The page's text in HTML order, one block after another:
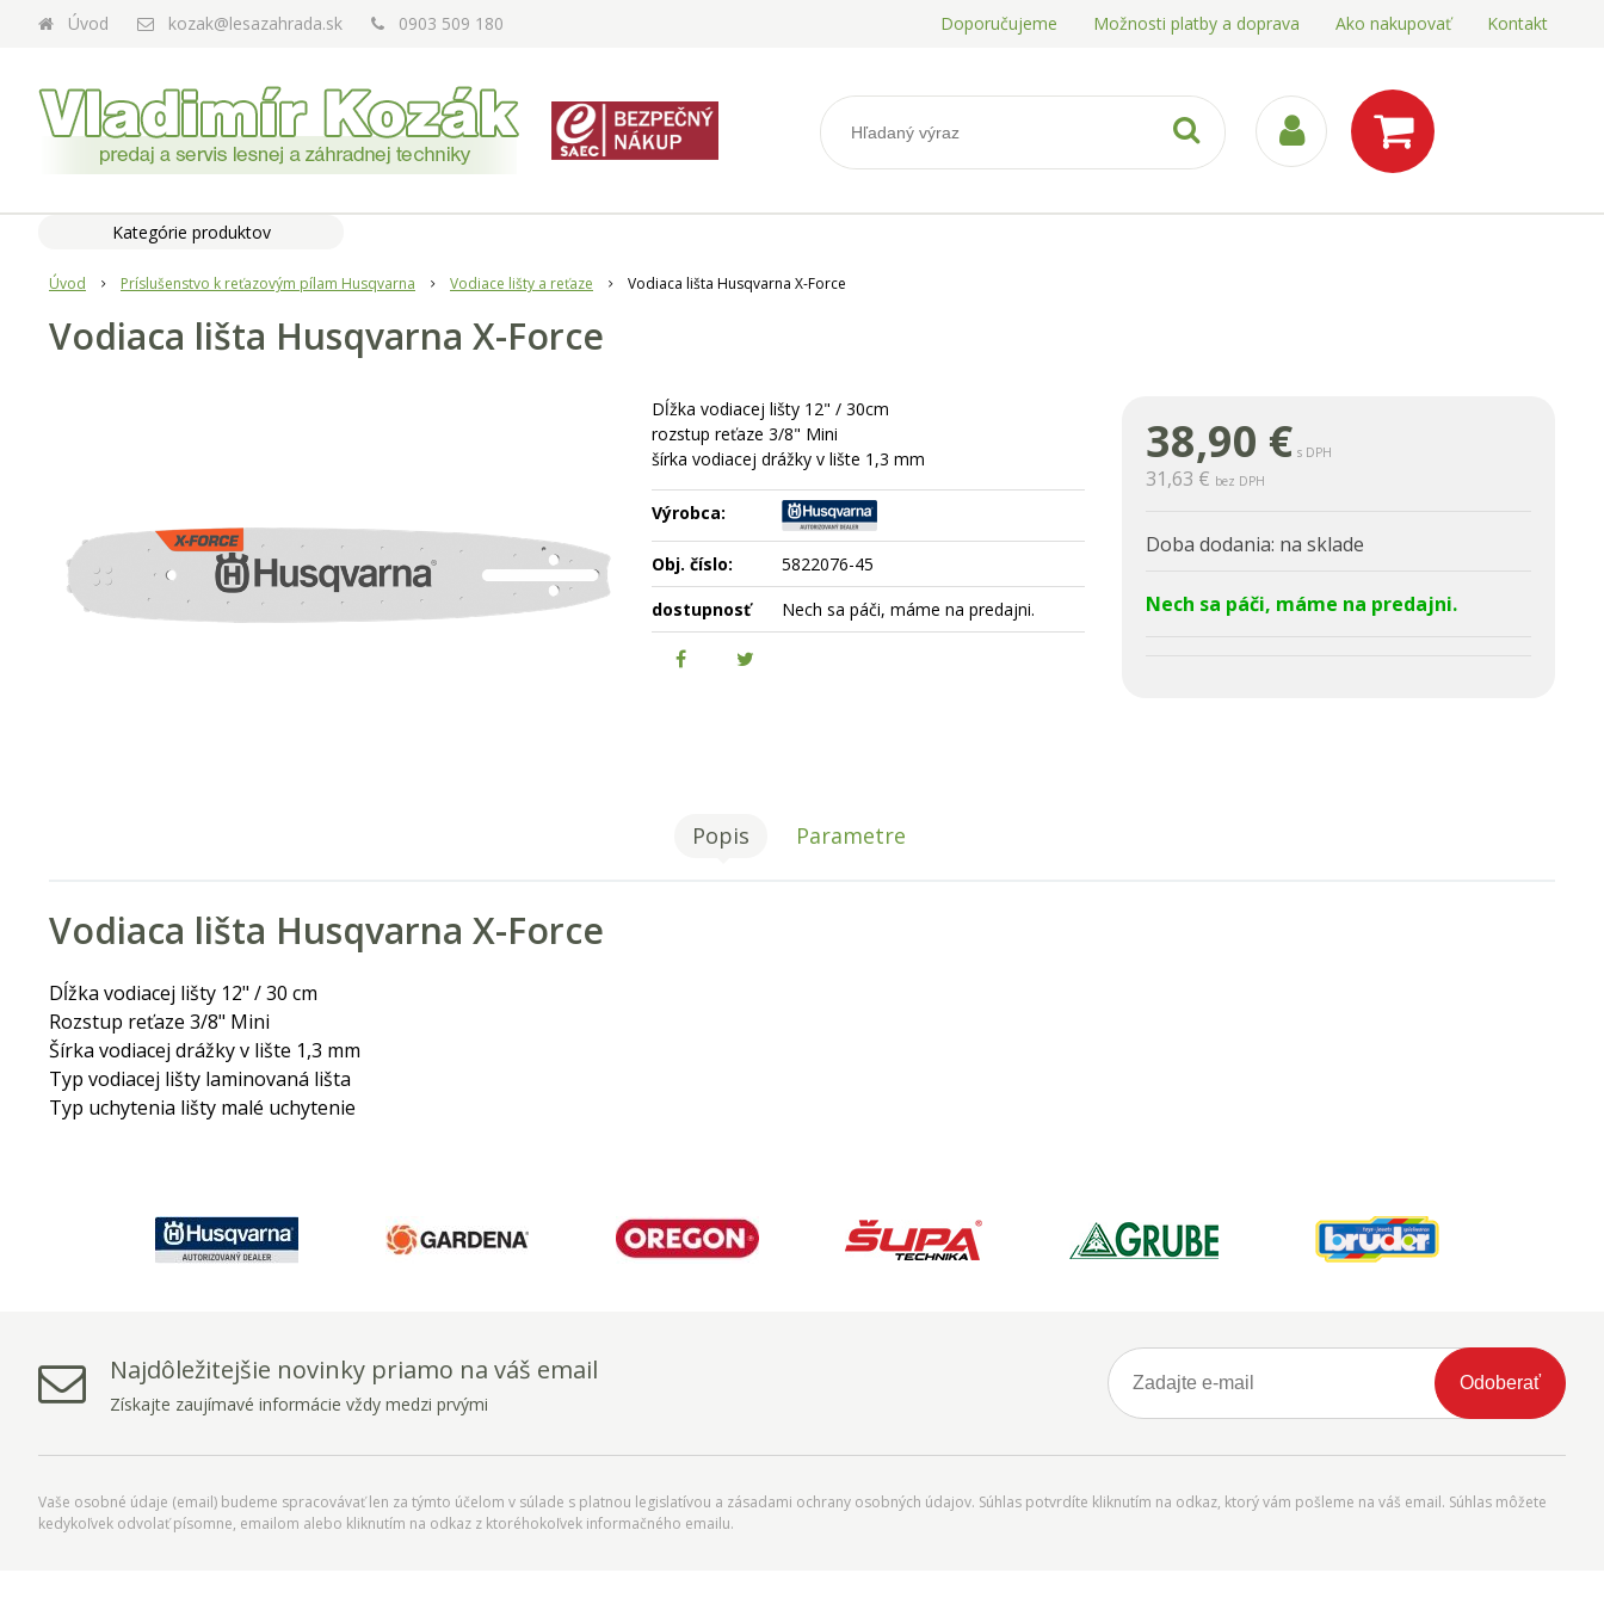
Úvod kozak@lesazahrada.sk 0903 509 180 Doporučujeme Možnosti platby a doprava Ako nakupovať Kontakt
Úvod Príslušenstvo k reťazovým pílam Husqvarna Vodiace lišty a reťaze Vodiaca lišta Husqvarna X-Force
Vodiaca lišta Husqvarna X-Force
38,90 € s DPH
31,63 € bez DPH
Doba dodania: na sklade
Nech sa páči, máme na predajni.
Dĺžka vodiacej lišty 12" / 30cm
rozstup reťaze 3/8" Mini
šírka vodiacej drážky v lište 1,3 mm
Výrobca:
Obj. číslo:
5822076-45
dostupnosť
Nech sa páči, máme na predajni.
Popis Parametre
Vodiaca lišta Husqvarna X-Force
Dĺžka vodiacej lišty 12" / 30 cm
Rozstup reťaze 3/8" Mini
Šírka vodiacej drážky v lište 1,3 mm
Typ vodiacej lišty laminovaná lišta
Typ uchytenia lišty malé uchytenie
Kategórie produktov
Najdôležitejšie novinky priamo na váš email
Získajte zaujímavé informácie vždy medzi prvými
Odoberať
Vaše osobné údaje (email) budeme spracovávať len za týmto účelom v súlade s platnou legislatívou a zásadami ochrany osobných údajov. Súhlas potvrdíte kliknutím na odkaz, ktorý vám pošleme na váš email. Súhlas môžete
kedykoľvek odvolať písomne, emailom alebo kliknutím na odkaz z ktoréhokoľvek informačného emailu.